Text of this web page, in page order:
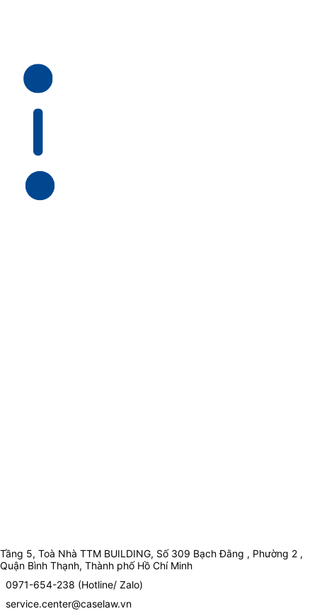
Tầng 5, Toà Nhà TTM BUILDING, Số 309 Bạch Đằng , Phường 2 ,
Quận Bình Thạnh, Thành phố Hồ Chí Minh
0971-654-238 (Hotline/ Zalo)
service.center@caselaw.vn